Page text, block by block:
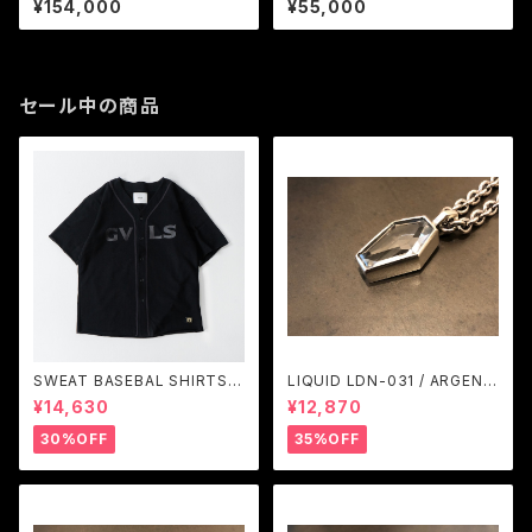
¥154,000 ¥55,000
セール中の商品
SWEAT BASEBAL SHIRTS
(BLACK) / GAVIAL
¥14,630
30%OFF
LIQUID LDN-031 / ARGENT
GLEAM
¥12,870
35%OFF